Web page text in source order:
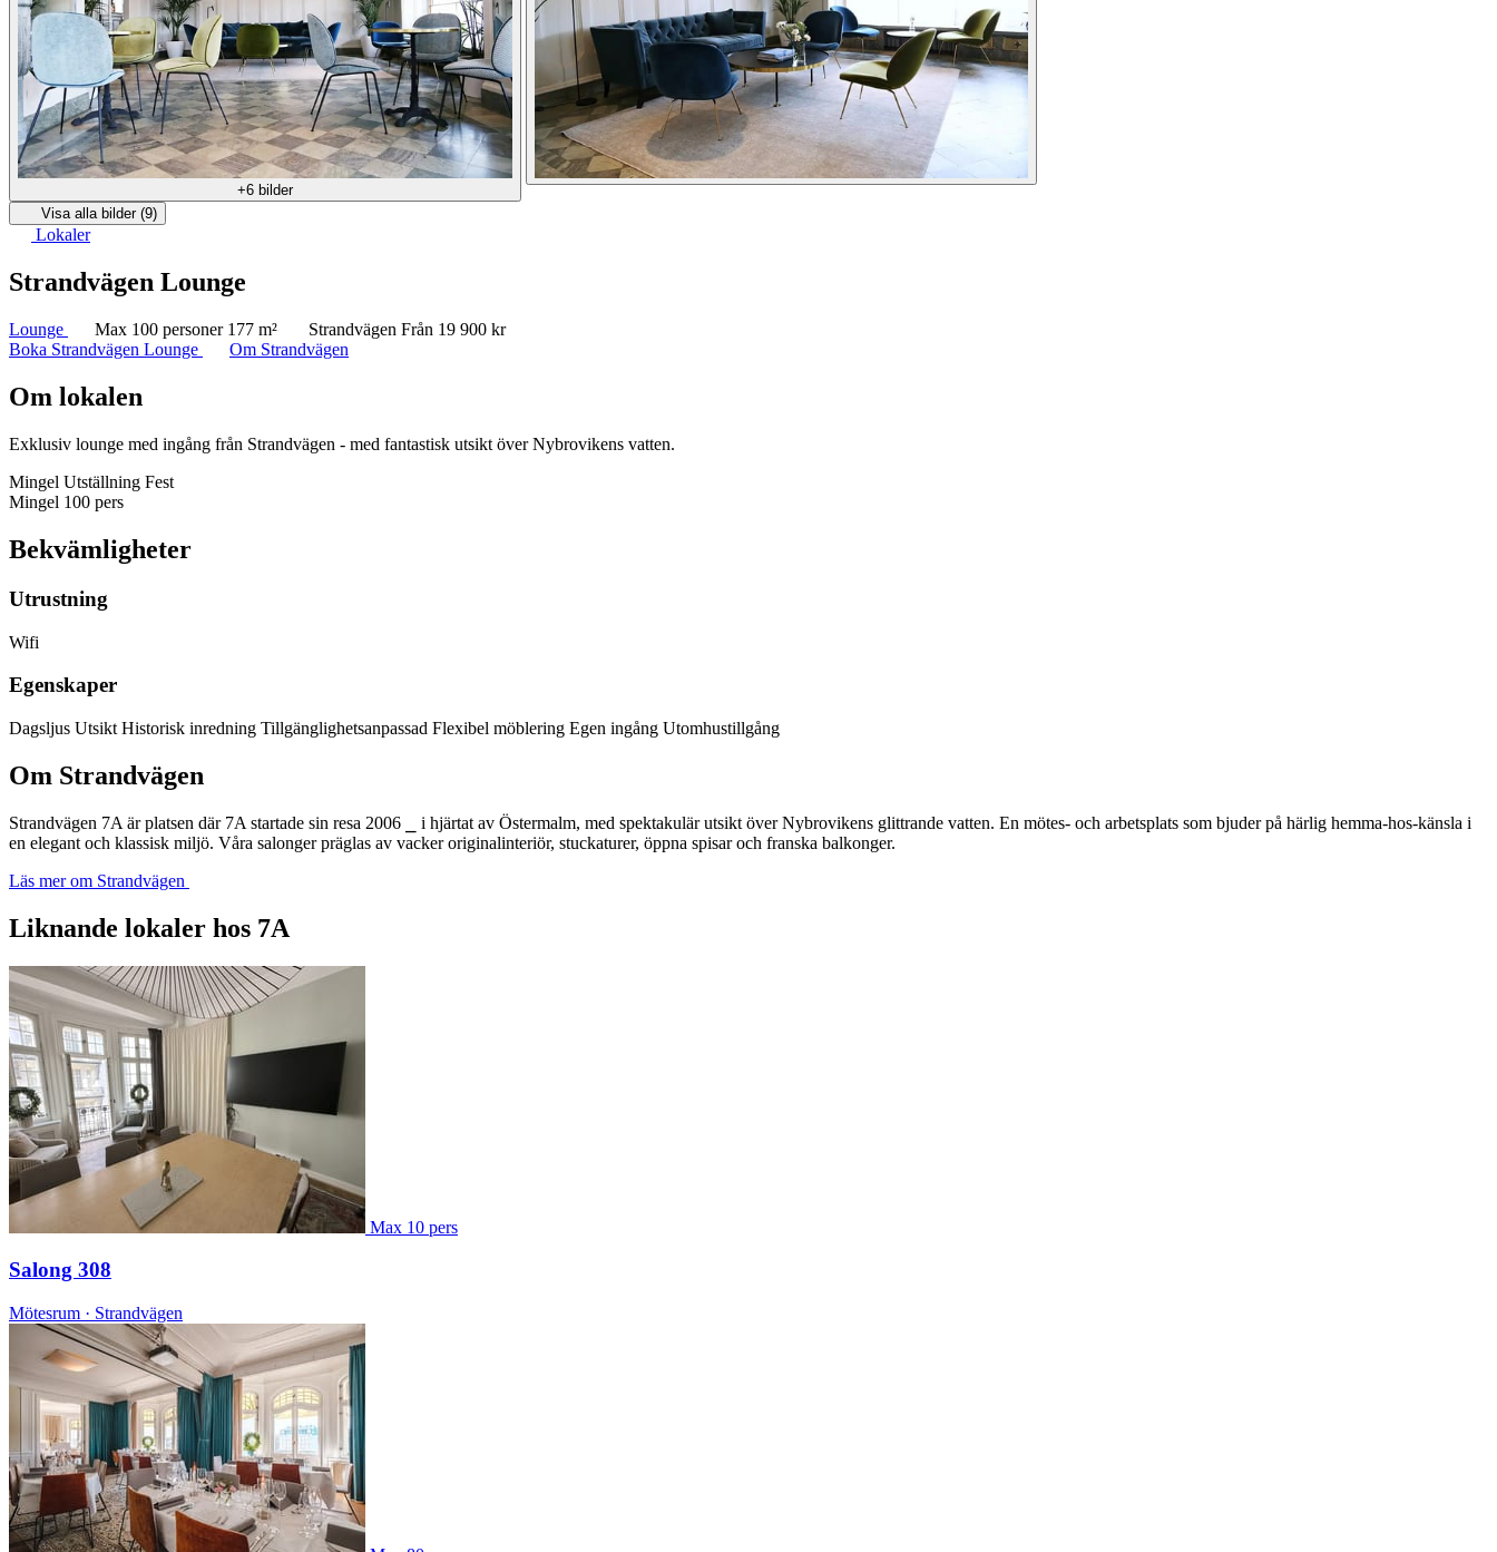
+6 bilder
Visa alla bilder (9)
Lokaler
Strandvägen Lounge
Lounge Max 100 personer 177 m² Strandvägen Från 19 900 kr
Boka Strandvägen Lounge
Om Strandvägen
Om lokalen
Exklusiv lounge med ingång från Strandvägen - med fantastisk utsikt över Nybrovikens vatten.
Mingel Utställning Fest
Mingel 100 pers
Bekvämligheter
Utrustning
Wifi
Egenskaper
Dagsljus Utsikt Historisk inredning Tillgänglighetsanpassad Flexibel möblering Egen ingång Utomhustillgång
Om Strandvägen
Strandvägen 7A är platsen där 7A startade sin resa 2006 ⎯ i hjärtat av Östermalm, med spektakulär utsikt över Nybrovikens glittrande vatten. En mötes- och arbetsplats som bjuder på härlig hemma-hos-känsla i
en elegant och klassisk miljö. Våra salonger präglas av vacker originalinteriör, stuckaturer, öppna spisar och franska balkonger.
Läs mer om Strandvägen
Liknande lokaler hos 7A
Max 10 pers
Salong 308
Mötesrum · Strandvägen